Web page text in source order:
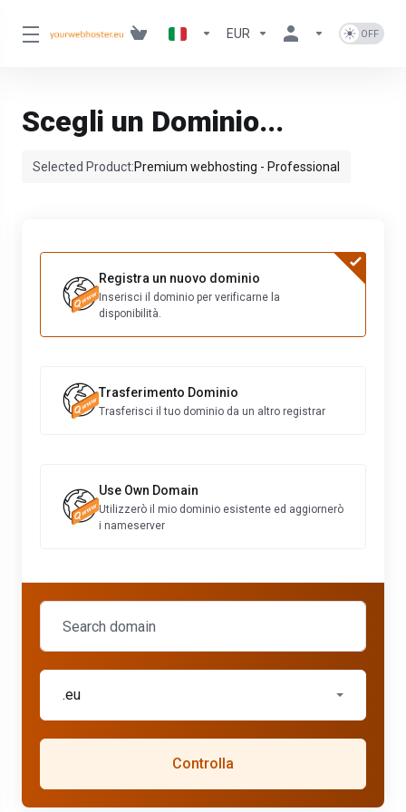
EUR
Scegli un Dominio...
Selected Product:Premium webhosting - Professional
Registra un nuovo dominio
Inserisci il dominio per verificarne la
disponibilità.
Trasferimento Dominio
Trasferisci il tuo dominio da un altro registrar
Use Own Domain
Utilizzerò il mio dominio esistente ed aggiornerò
i nameserver
.eu
Controlla